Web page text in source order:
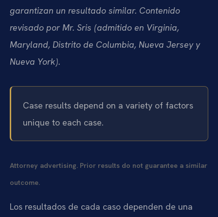
garantizan un resultado similar. Contenido
revisado por Mr. Sris (admitido en Virginia,
Maryland, Distrito de Columbia, Nueva Jersey y
Nueva York).
Case results depend on a variety of factors
unique to each case.
Attorney advertising. Prior results do not guarantee a similar
outcome.
Los resultados de cada caso dependen de una